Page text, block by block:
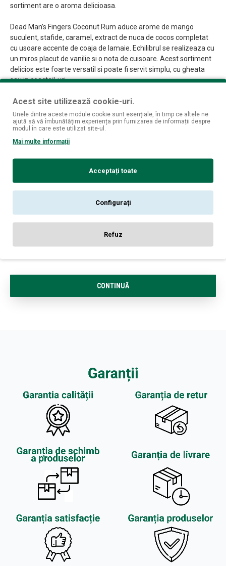
sortiment are o aroma delicioasa.
Dead Man’s Fingers Coconut Rum aduce arome de mango
suculent, stafide, caramel, extract de nuca de cocos completat
cu usoare accente de coaja de lamaie. Echilibrul se realizeaza cu
un miros placut de vanilie si o nota de cuisoare. Acest sortiment
delicios este foarte versatil si poate fi servit simplu, cu gheata
sau in coactail-uri.
REVIEW-URI
Opinia ta:
CONTINUĂ
Acest site utilizează cookie-uri.
Unele dintre aceste module cookie sunt esențiale, în timp ce altele ne
ajută să vă îmbunătățim experiența prin furnizarea de informații despre
modul în care este utilizat site-ul.
Mai multe informații
Acceptați toate
Configurați
Refuz